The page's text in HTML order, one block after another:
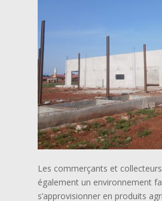
Les commerçants et
également un environnement
s’approvisionner en produits